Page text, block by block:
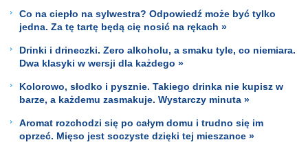
Co na ciepło na sylwestra? Odpowiedź może być tylko
jedna. Za tę tartę będą cię nosić na rękach »
Drinki i drineczki. Zero alkoholu, a smaku tyle, co niemiara.
Dwa klasyki w wersji dla każdego »
Kolorowo, słodko i pysznie. Takiego drinka nie kupisz w
barze, a każdemu zasmakuje. Wystarczy minuta »
Aromat rozchodzi się po całym domu i trudno się im
oprzeć. Mięso jest soczyste dzięki tej mieszance »